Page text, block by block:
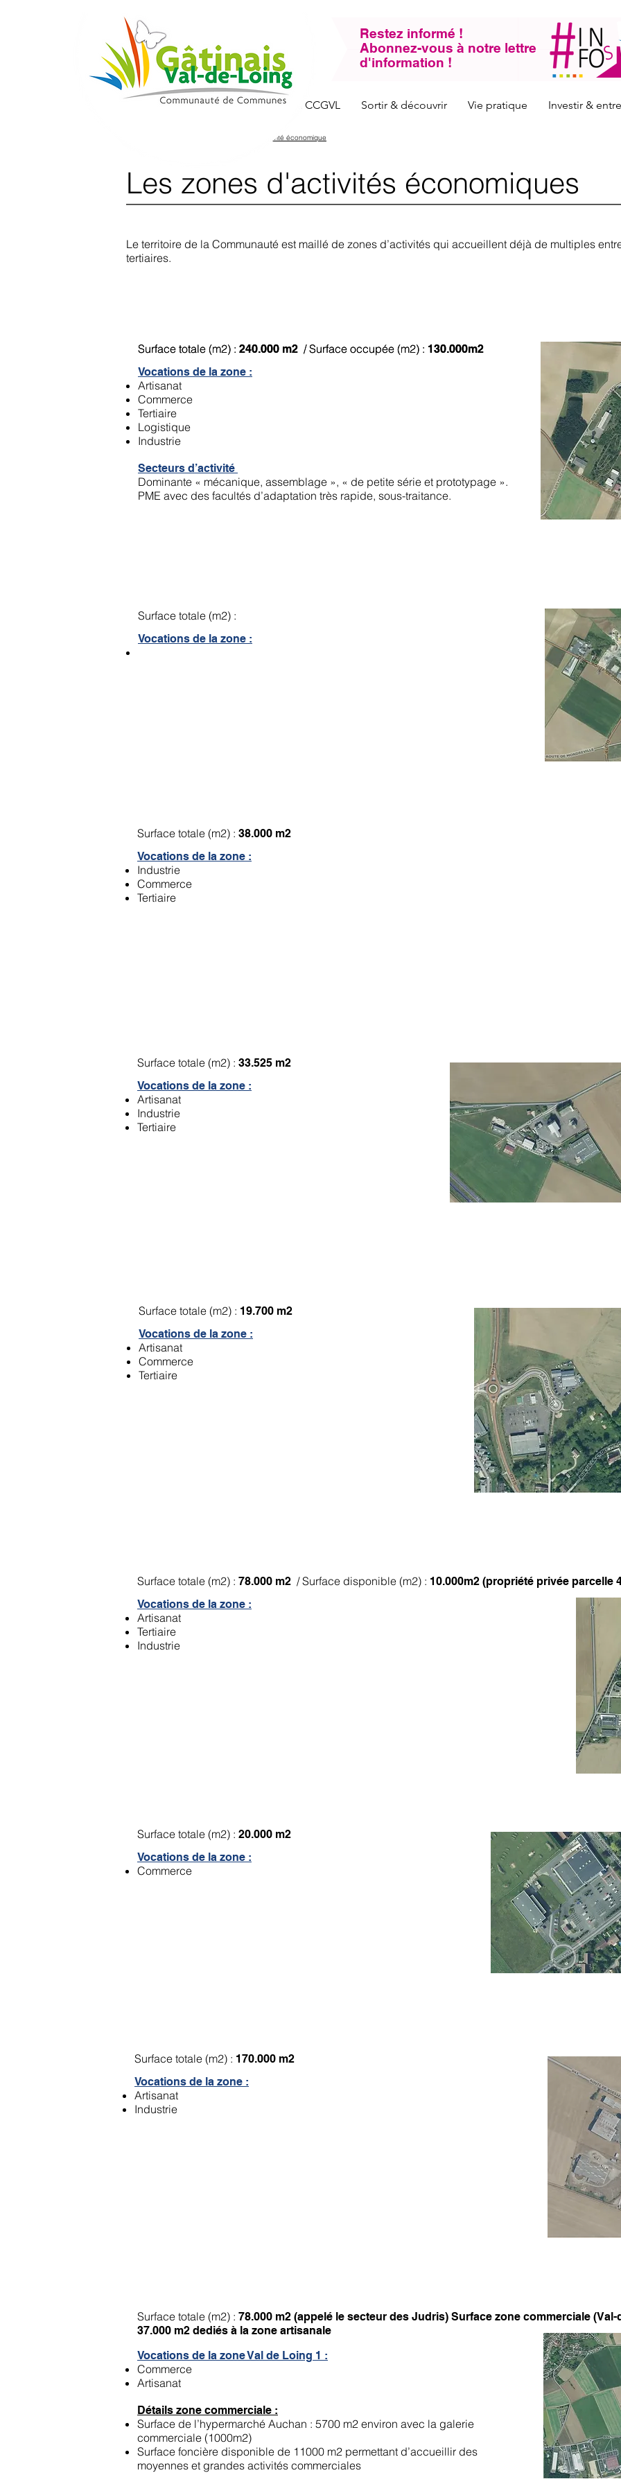
La CCGVL Sortir & découvrir Vie pratique Investir &
Restez informé !
Abonnez-vous à notre lettre
d'information !
Zone d'activité économique
Les zones d'activités économiques
Le territoire de la Communauté est maillé de zones d’activités qui accueillent déjà de multiples
tertiaires.
Surface totale (m2) : 240.000 m2 / Surface occupée (m2) : 130.000m2
Surface totale (m2) : 240.000 m2 / Surface occupée (m2) : 130.000m2
Vocations de la zone :
Artisanat
Commerce
Tertiaire
Logistique
Industrie
Secteurs d’activité
Dominante « mécanique, assemblage », « de petite série et prototypage ».
PME avec des facultés d’adaptation très rapide, sous-traitance.
Surface totale (m2) :
Vocations de la zone :
Surface totale (m2) : 38.000 m2
Vocations de la zone :
Industrie
Commerce
Tertiaire
Surface totale (m2) : 33.525 m2
Vocations de la zone :
Artisanat
Industrie
Tertiaire
Surface totale (m2) : 19.700 m2
Vocations de la zone :
Artisanat
Commerce
Tertiaire
Surface totale (m2) : 78.000 m2 / Surface disponible (m2) : 10.000m2 (propriété privée parcelle
Vocations de la zone :
Artisanat
Tertiaire
Industrie
Surface totale (m2) : 20.000 m2
Vocations de la zone :
Commerce
Surface totale (m2) : 170.000 m2
Vocations de la zone :
Artisanat
Industrie
Surface totale (m2) : 78.000 m2 (appelé le secteur des Judris) Surface zone commerciale
37.000 m2 dediés à la zone artisanale
Vocations de la zone Val de Loing 1 :
Commerce
Artisanat
Détails zone commerciale :
Surface de l’hypermarché Auchan : 5700 m2 environ avec la galerie
commerciale (1000m2)
Surface foncière disponible de 11000 m2 permettant d’accueillir des
moyennes et grandes activités commerciales